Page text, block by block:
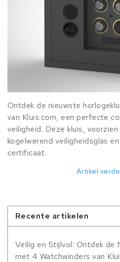
Ontdek de nieuwste
van Kluis.com, een perfecte
veiligheid. Deze kluis, voorzien
kogelwerend veiligheidsglas
certificaat.
Artikel
Recente artikelen
Veilig en Stijlvol: Ontdek de
met 4 Watchwinders van